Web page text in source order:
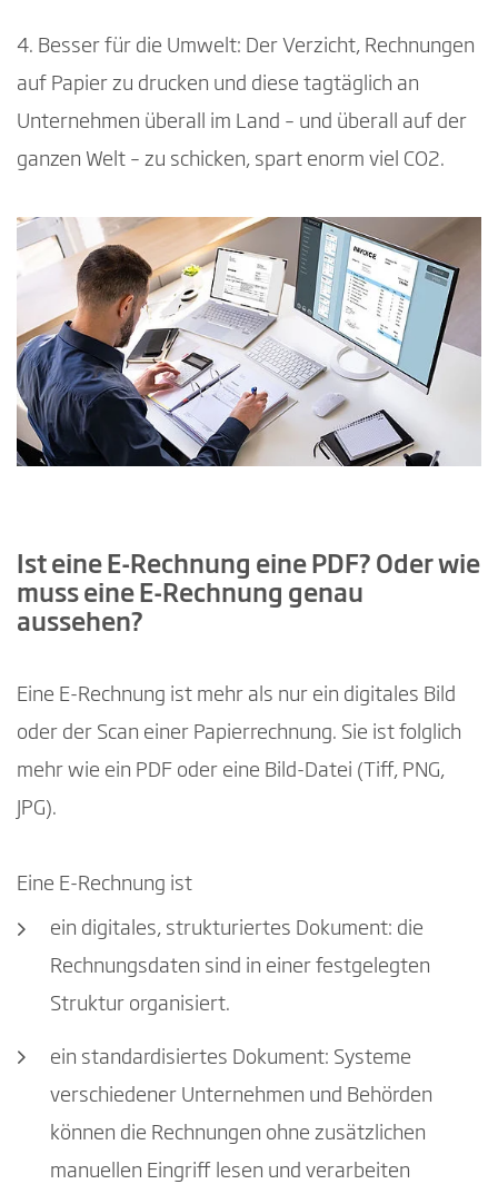
4. Besser für die Umwelt: Der Verzicht, Rechnungen
auf Papier zu drucken und diese tagtäglich an
Unternehmen überall im Land – und überall auf der
ganzen Welt – zu schicken, spart enorm viel CO2.
Ist eine E-Rechnung eine PDF? Oder wie
muss eine E-Rechnung genau
aussehen?
Eine E-Rechnung ist mehr als nur ein digitales Bild
oder der Scan einer Papierrechnung. Sie ist folglich
mehr wie ein PDF oder eine Bild-Datei (Tiff, PNG,
JPG).
Eine E-Rechnung ist
ein digitales, strukturiertes Dokument: die
Rechnungsdaten sind in einer festgelegten
Struktur organisiert.
ein standardisiertes Dokument: Systeme
verschiedener Unternehmen und Behörden
können die Rechnungen ohne zusätzlichen
manuellen Eingriff lesen und verarbeiten